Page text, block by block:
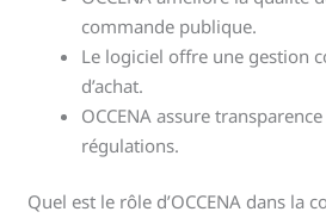
commande publique.
Le logiciel offre une gestion
d’achat.
OCCENA assure
régulations.
Quel est le rôle d’OCCENA dans la